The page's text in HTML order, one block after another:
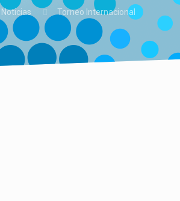
Noticias Torneo Internacional